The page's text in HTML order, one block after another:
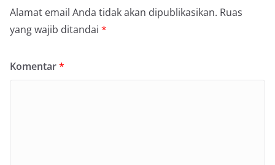
Alamat email Anda tidak akan dipublikasikan. Ruas
yang wajib ditandai *
Komentar*